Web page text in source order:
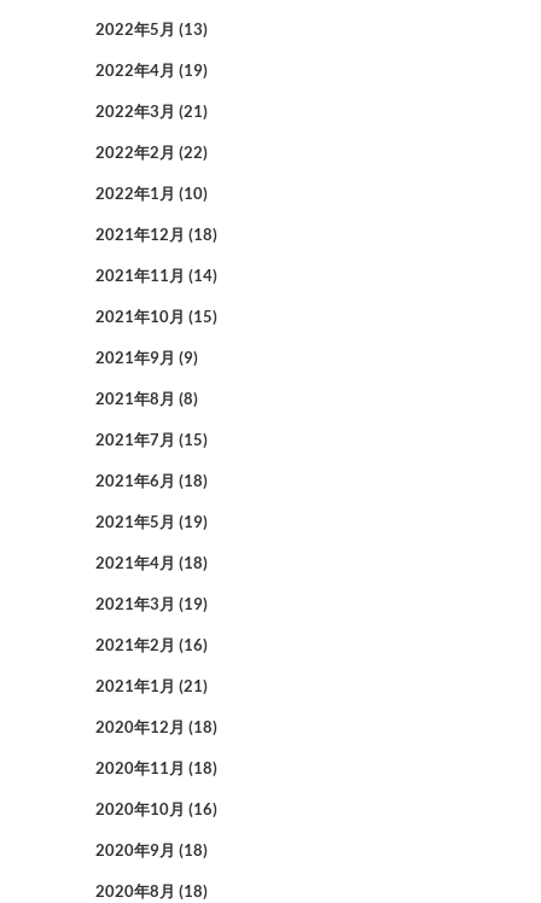
2022年5月 (13)
2022年4月 (19)
2022年3月 (21)
2022年2月 (22)
2022年1月 (10)
2021年12月 (18)
2021年11月 (14)
2021年10月 (15)
2021年9月 (9)
2021年8月 (8)
2021年7月 (15)
2021年6月 (18)
2021年5月 (19)
2021年4月 (18)
2021年3月 (19)
2021年2月 (16)
2021年1月 (21)
2020年12月 (18)
2020年11月 (18)
2020年10月 (16)
2020年9月 (18)
2020年8月 (18)